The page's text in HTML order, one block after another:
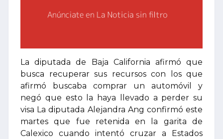
La diputada de Baja California afirmó que
busca recuperar sus recursos con los que
afirmó buscaba comprar un automóvil y
negó que esto la haya llevado a perder su
visa La diputada Alejandra Ang confirmó este
martes que fue retenida en la garita de
Calexico cuando intentó cruzar a Estados